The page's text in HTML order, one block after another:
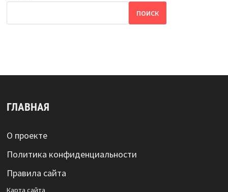
ПОИСК
ГЛАВНАЯ
О проекте
Политика конфиденциальности
Правила сайта
Карта сайта